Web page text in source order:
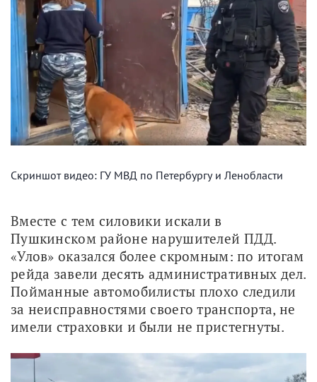
Скриншот видео: ГУ МВД по Петербургу и Ленобласти
Вместе с тем силовики искали в
Пушкинском районе нарушителей ПДД.
«Улов» оказался более скромным: по итогам
рейда завели десять административных дел.
Пойманные автомобилисты плохо следили
за неисправностями своего транспорта, не
имели страховки и были не пристегнуты.